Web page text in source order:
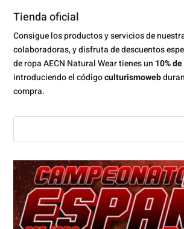
Tienda oficial
Consigue los productos y servicios de
colaboradoras, y disfruta de descuentos
de ropa AECN Natural Wear tienes un 10%
introduciendo el códigoculturismoweb
compra.